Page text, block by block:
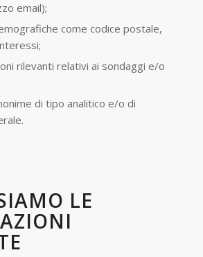
email);
come codice postale,
rilevanti relativi ai sondaggi e/o
di tipo analitico e/o di
LE